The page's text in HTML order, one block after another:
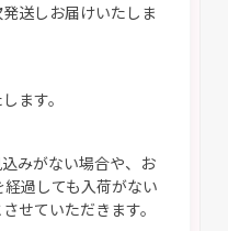
送しお届けいたしま
ます。
みがない場合や、お
過しても入荷がない
せていただきます。